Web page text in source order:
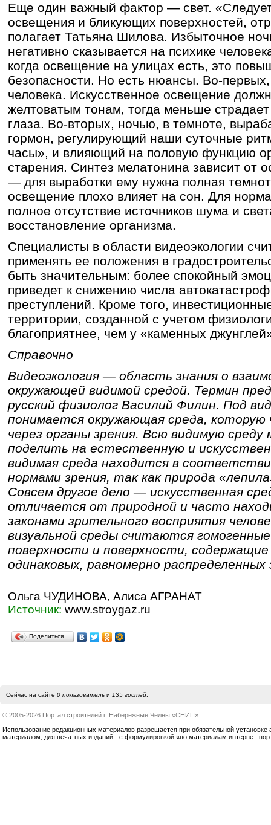
Еще один важный фактор — свет. «Следует
освещения и бликующих поверхностей,
полагает Татьяна Шилова. Избыточное
негативно сказывается на психике
когда освещение на улицах есть, это
безопасности. Но есть нюансы. Во-первых,
человека. Искусственное освещение
желтоватым тонам, тогда меньше
глаза. Во-вторых, ночью, в темноте,
гормон, регулирующий наши суточные
часы», и влияющий на половую функцию
старения. Синтез мелатонина зависит от
— для выработки ему нужна полная
освещение плохо влияет на сон. Для
полное отсутствие источников шума и
восстановление организма.
Специалисты в области видеоэкологии
применять ее положения в
быть значительным: более спокойный
приведет к снижению числа
преступлений. Кроме того,
территории, созданной с учетом
благоприятнее, чем у «каменных
Справочно
Видеоэкология — область знания о
окружающей видимой средой. Термин
русский физиолог Василий Филин. Под
понимается окружающая среда, которую
через органы зрения. Всю видимую среду
поделить на естественную и
видимая среда находится в
нормами зрения, так как природа
Совсем другое дело — искусственная
отличается от природной и часто
законами зрительного восприятия
визуальной среды считаются
поверхности и поверхности,
одинаковых, равномерно
Ольга ЧУДИНОВА, Алиса АГРАНАТ
Источник: www.stroygaz.ru
Поделиться…
Сейчас на сайте 0 пользовательи 135 гостей.
© 2005-2026 Портал строителей г. Набережные Челны «СНИП»
Использование редакционных материалов разрешается при обязательной установке
материалом, для печатных изданий - с формулировкой «по материалам интернет-